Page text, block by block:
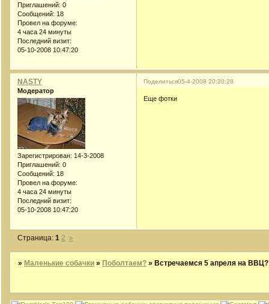
Приглашений: 0
Сообщений: 18
Провел на форуме:
4 часа 24 минуты
Последний визит:
05-10-2008 10:47:20
Поделиться05-4-2008 20:20:28
NASTY
Модератор
Зарегистрирован: 14-3-2008
Приглашений: 0
Сообщений: 18
Провел на форуме:
4 часа 24 минуты
Последний визит:
05-10-2008 10:47:20
Еще фотки
Страница:1 2 »
» Маленькие собачки » Поболтаем? »Встречаемся 5 апреля на ВВЦ?